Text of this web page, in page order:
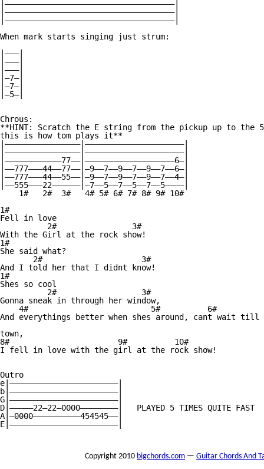
|————————————————————————————————————|
|————————————————————————————————————|
|————————————————————————————————————|
When mark starts singing just strum:
|———|
|———|
|———|
|—7—|
|—7—|
|—5—|
Chrous:
**HINT: Scratch the E string from the pickup up to
this is how tom plays it**
|————————————————|—————————————————————|
|————————————————|—————————————————————|
|————————————77——|———————————————————6—|
|——777———44——77——|—9——7——9——7——9——7——6—|
|——777———44——55——|—9——7——9——7——9——7——4—|
|——555———22——————|—7——5——7——5——7——5————|
    1#   2#  3#   4# 5# 6# 7# 8# 9# 10#
1#
Fell in love
          2#                3#
With the Girl at the rock show!
1#
She said what?
       2#                     3#
And I told her that I didnt know!
1#
Shes so cool
          2#                  3#
Gonna sneak in through her window,
4#                          5#          6#
And everythings better when shes around, cant wait
town,
8#                       9#          10#
I fell in love with the girl at the rock show!
Outro
e|———————————————————————|
b|———————————————————————|
G|———————————————————————|
D|—————22—22—0000————————|   PLAYED 5 TIMES QUITE FAST
A|—0000——————————454545——|
E|———————————————————————|
Copyright 2010 bigchords.com — Guitar Chords And